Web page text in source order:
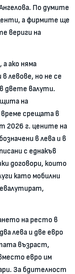
По думите
а фирмите ще
вериги на
ако няма
левове, но не се
двете валути.
на
срещата в
2026 г. цените на
в лева и в
с еднакъв
договори, които
като мобилни
на ресто в
лева и две евро
възраст,
евро им
За бдителност